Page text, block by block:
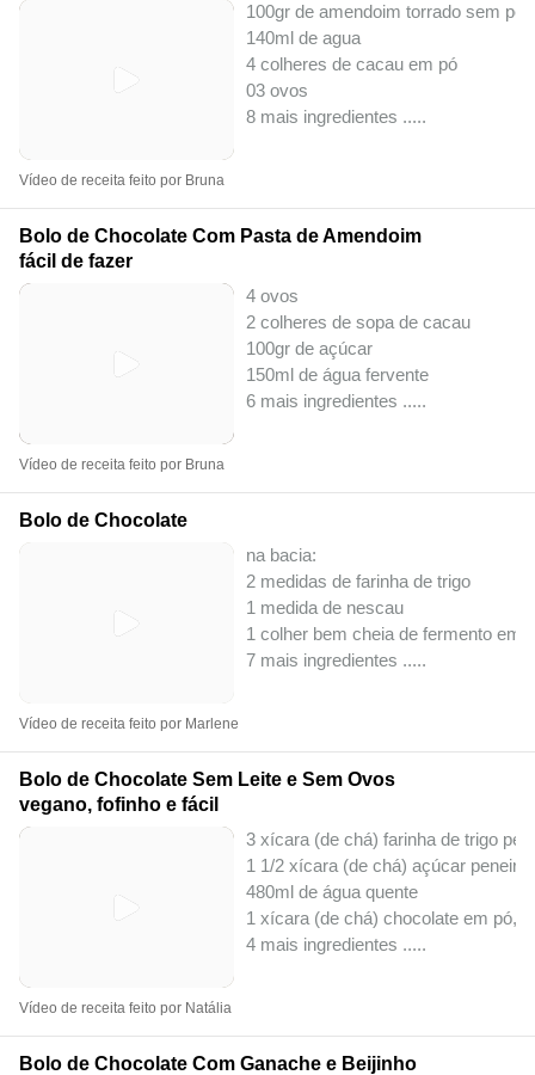
100gr de amendoim torrado sem
140ml de agua
4 colheres de cacau em pó
03 ovos
8 mais ingredientes .....
Vídeo de receita feito por Bruna
Bolo de Chocolate Com Pasta de Amendoim
fácil de fazer
4 ovos
2 colheres de sopa de cacau
100gr de açúcar
150ml de água fervente
6 mais ingredientes .....
Vídeo de receita feito por Bruna
Bolo de Chocolate
na bacia:
2 medidas de farinha de trigo
1 medida de nescau
1 colher bem cheia de fermento em
7 mais ingredientes .....
Vídeo de receita feito por Marlene
Bolo de Chocolate Sem Leite e Sem Ovos
vegano, fofinho e fácil
3 xícara (de chá) farinha de trigo
1 1/2 xícara (de chá) açúcar
480ml de água quente
1 xícara (de chá) chocolate em pó,
4 mais ingredientes .....
Vídeo de receita feito por Natália
Bolo de Chocolate Com Ganache e Beijinho